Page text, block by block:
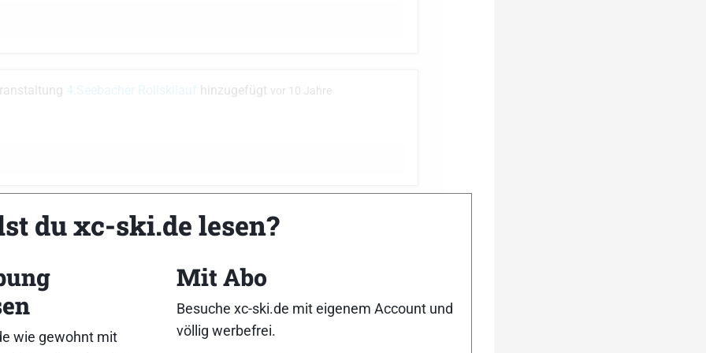
4.Seebacher Rollskilauf hinzugefügt vor 10 Jahre
Thema Rennen Durchschieben!!??im Forum
‘Problem’ darin, dass es darum geht schnellstöglich
kommen. Das ist nun mal beim Klassisch das Schieben.
du xc-ski.de lesen?
wie gewohnt mit
Mit Abo
Besuche xc-ski.de mit eigenem Account und
völlig werbefrei.